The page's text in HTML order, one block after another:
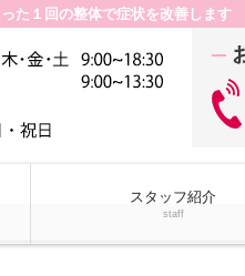
た１回の整体で症状を改善します
スタッフ紹介
staff